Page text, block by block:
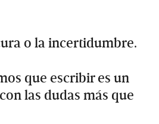
o la incertidumbre.
que escribir es un
las dudas más que